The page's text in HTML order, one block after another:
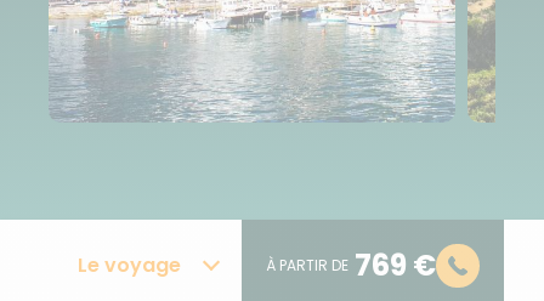
Le voyage À PARTIR DE 769 €